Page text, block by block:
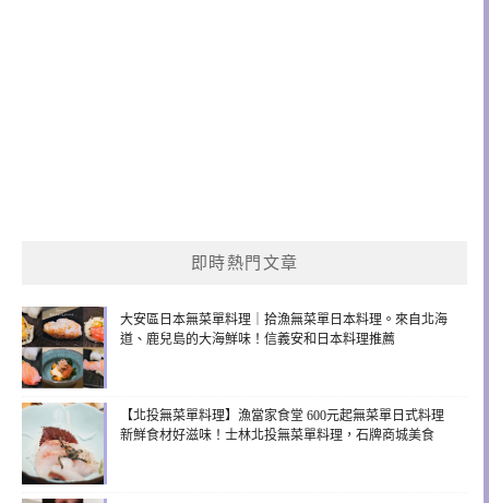
即時熱門文章
大安區日本無菜單料理｜拾漁無菜單日本料理。來自北海
道、鹿兒島的大海鮮味！信義安和日本料理推薦
【北投無菜單料理】漁當家食堂 600元起無菜單日式料理
新鮮食材好滋味！士林北投無菜單料理，石牌商城美食